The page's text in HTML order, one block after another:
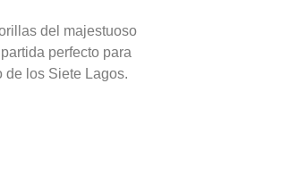
de
del majestuoso
perfecto para
de los Siete Lagos.